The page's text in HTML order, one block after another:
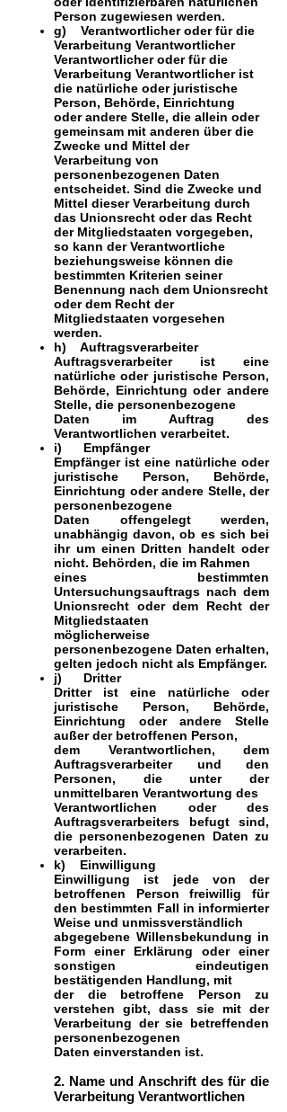
Person zugewiesen werden.
g) Verantwortlicher oder für die
Verarbeitung Verantwortlicher
Verantwortlicher oder für die
Verarbeitung Verantwortlicher ist
die natürliche oder juristische
Person, Behörde, Einrichtung
oder andere Stelle, die allein oder
gemeinsam mit anderen über die
Zwecke und Mittel der
Verarbeitung von
personenbezogenen Daten
entscheidet. Sind die Zwecke und
Mittel dieser Verarbeitung durch
das Unionsrecht oder das Recht
der Mitgliedstaaten vorgegeben,
so kann der Verantwortliche
beziehungsweise können die
bestimmten Kriterien seiner
Benennung nach dem Unionsrecht
oder dem Recht der
Mitgliedstaaten vorgesehen
werden.
h) Auftragsverarbeiter
Auftragsverarbeiter ist eine
natürliche oder juristische Person,
Behörde, Einrichtung oder andere
Stelle, die personenbezogene
Daten im Auftrag des
Verantwortlichen verarbeitet.
i) Empfänger
Empfänger ist eine natürliche oder
juristische Person, Behörde,
Einrichtung oder andere Stelle, der
personenbezogene
Daten offengelegt werden,
unabhängig davon, ob es sich bei
ihr um einen Dritten handelt oder
nicht. Behörden, die im Rahmen
eines bestimmten
Untersuchungsauftrags nach dem
Unionsrecht oder dem Recht der
Mitgliedstaaten
möglicherweise
personenbezogene Daten erhalten,
gelten jedoch nicht als Empfänger.
j) Dritter
Dritter ist eine natürliche oder
juristische Person, Behörde,
Einrichtung oder andere Stelle
außer der betroffenen Person,
dem Verantwortlichen, dem
Auftragsverarbeiter und den
Personen, die unter der
unmittelbaren Verantwortung des
Verantwortlichen oder des
Auftragsverarbeiters befugt sind,
die personenbezogenen Daten zu
verarbeiten.
k) Einwilligung
Einwilligung ist jede von der
betroffenen Person freiwillig für
den bestimmten Fall in informierter
Weise und unmissverständlich
abgegebene Willensbekundung in
Form einer Erklärung oder einer
sonstigen eindeutigen
bestätigenden Handlung, mit
der die betroffene Person zu
verstehen gibt, dass sie mit der
Verarbeitung der sie betreffenden
personenbezogenen
Daten einverstanden ist.
2. Name und Anschrift des für die
Verarbeitung Verantwortlichen